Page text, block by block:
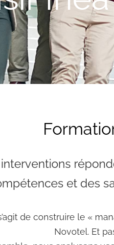
et des
de construire le «
Novotel. Et